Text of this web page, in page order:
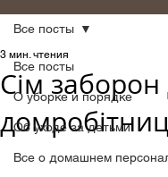
Все посты
О уборке и порядке
Об уходе за детьми
Все о домашнем
Все посты
Сім заборон
3 мин. чтения